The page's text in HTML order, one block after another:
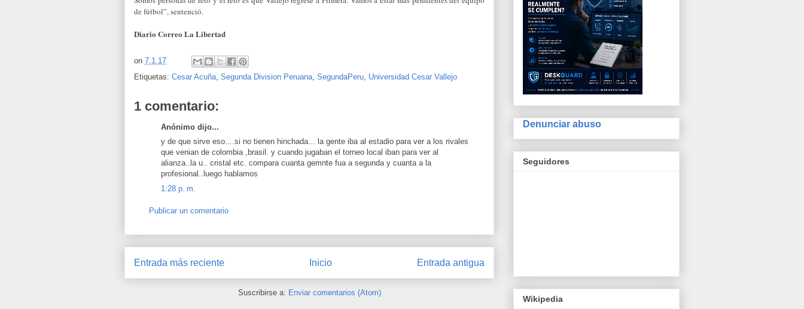
de fútbol”, sentenció.
Diario Correo La Libertad
on 7.1.17
Etiquetas: Cesar Acuña Segunda Division Peruana SegundaPeru Universidad Cesar Vallejo
1 comentario:
Anónimo dijo...
y de que sirve eso....si no tienen hinchada... la gente iba al estadio para ver a los rivales
que venian de colombia ,brasil. y cuando jugaban el torneo local iban para ver al
alianza..la u.. cristal etc. compara cuanta gemnte fua a segunda y cuanta a la
profesional..luego hablamos
1:28 p. m.
Publicar un comentario
Entrada más reciente Entrada antigua
Inicio
Suscribirse a: Enviar comentarios (Atom)
Denunciar abuso
Seguidores
Wikipedia